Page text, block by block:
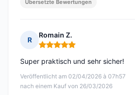
Übersetzte Bewertungen
R
Romain Z.
Hinweis: 5 von 5
Veröffentlicht am 02/04/2026 à 07h57
nach einem Kauf von 26/03/2026
Super praktisch und sehr sicher!